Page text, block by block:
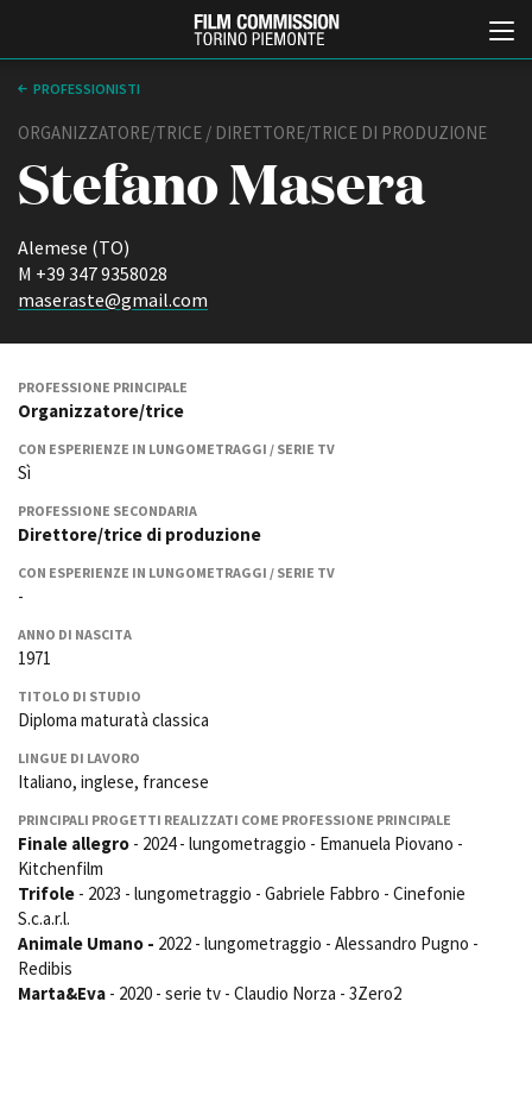
ABOUT
Chi siamo
Storia della Fondazione
Partner
Bilancio sociale
trasparente
Bandi e gare
Sostenibilità ambientale
SERVIZI
Servizi generali
Spazi nella sede FCTP
Sala Casting
Sala Paolo Tenna
FILM FUNDS
Piemonte Film Tv Fund
Piemonte Film Tv
TFI Torino Film Industry -
location della Torino di Paolo
Filmfestspiele Berlin
Festival de Cannes
Biografilm Festival - Bio to B
Industry Days
Locarno Film Festival
Cinematografica Venezia
PROFESSIONISTI
ORGANIZZATORE/TRICE / DIRETTORE/TRICE DI PRODUZIONE
Stefano Masera
Alemese (TO)
M +39 347 9358028
maseraste@gmail.com
PROFESSIONE PRINCIPALE
Organizzatore/trice
CON ESPERIENZE IN LUNGOMETRAGGI / SERIE TV
Sì
PROFESSIONE SECONDARIA
Direttore/trice di produzione
CON ESPERIENZE IN LUNGOMETRAGGI / SERIE TV
-
ANNO DI NASCITA
1971
TITOLO DI STUDIO
Diploma maturatà classica
LINGUE DI LAVORO
Italiano, inglese, francese
PRINCIPALI PROGETTI REALIZZATI COME PROFESSIONE PRINCIPALE
Finale allegro - 2024 - lungometraggio - Emanuela Piovano -
Kitchenfilm
Trifole - 2023 - lungometraggio - Gabriele Fabbro - Cinefonie
S.c.a.r.l.
Animale Umano - 2022 - lungometraggio - Alessandro Pugno -
Redibis
Marta&Eva - 2020 - serie tv - Claudio Norza - 3Zero2